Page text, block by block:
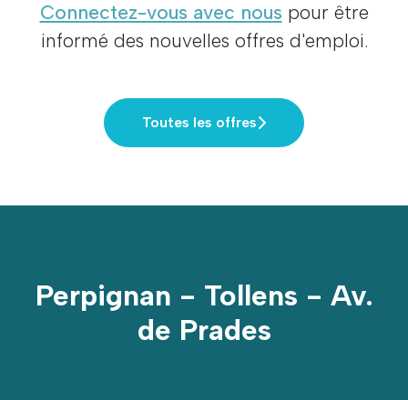
Connectez-vous avec nous pour être
informé des nouvelles offres d'emploi.
Toutes les offres
Perpignan - Tollens - Av.
de Prades